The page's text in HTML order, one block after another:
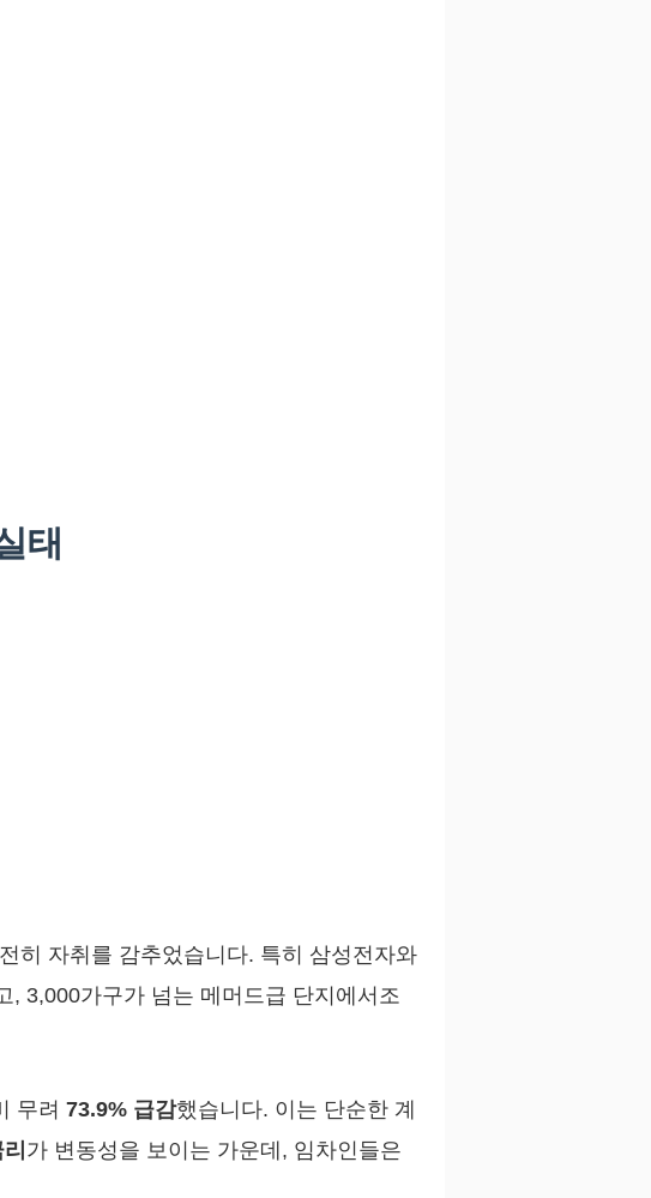
태
히 자취를 감추었습니다. 특히 삼성전자와
, 3,000가구가 넘는 메머드급 단지에서조
무려 73.9% 급감했습니다. 이는 단순한 계
가 변동성을 보이는 가운데, 임차인들은